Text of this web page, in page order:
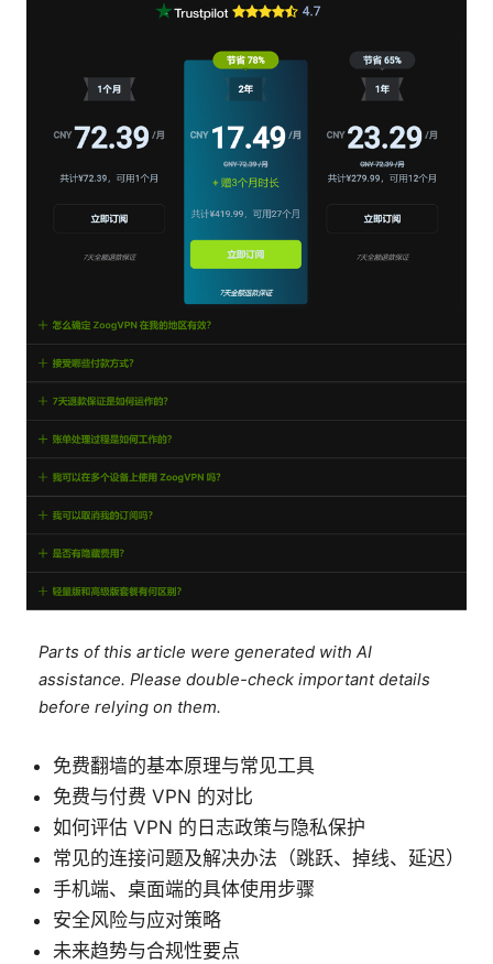
Parts of this article were generated with AI
assistance. Please double-check important details
before relying on them.
免费翻墙的基本原理与常见工具
免费与付费 VPN 的对比
如何评估 VPN 的日志政策与隐私保护
常见的连接问题及解决办法（跳跃、掉线、延迟）
手机端、桌面端的具体使用步骤
安全风险与应对策略
未来趋势与合规性要点